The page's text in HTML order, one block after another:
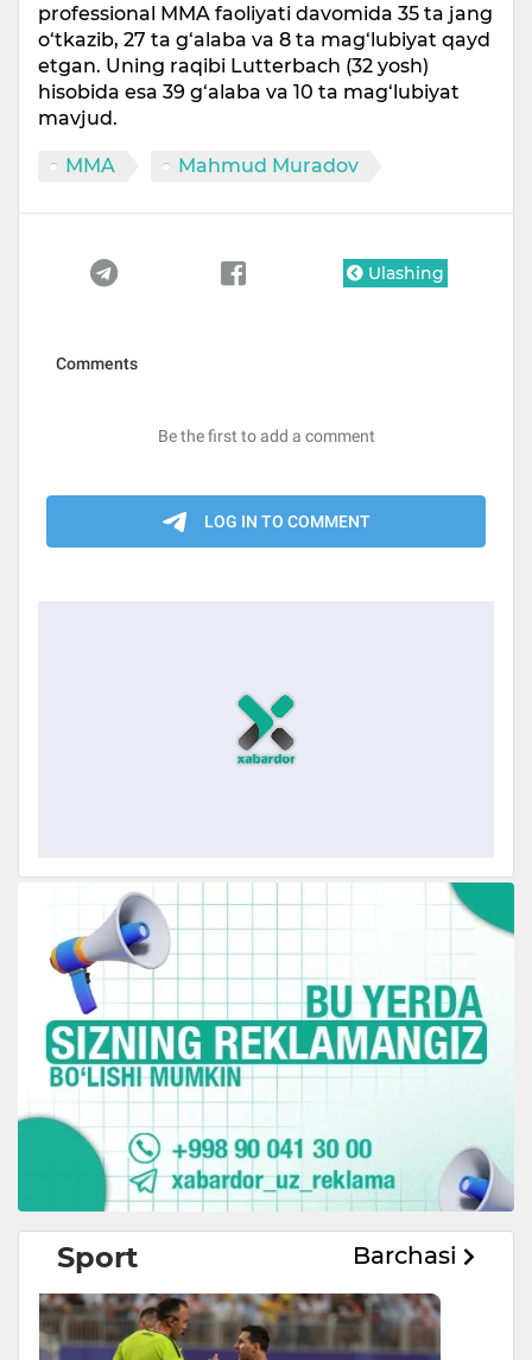
professional MMA faoliyati davomida 35 ta jang
o‘tkazib, 27 ta g‘alaba va 8 ta mag‘lubiyat qayd
etgan. Uning raqibi Lutterbach (32 yosh)
hisobida esa 39 g‘alaba va 10 ta mag‘lubiyat
mavjud.
MMA Mahmud Muradov
Ulashing
Sport Barchasi